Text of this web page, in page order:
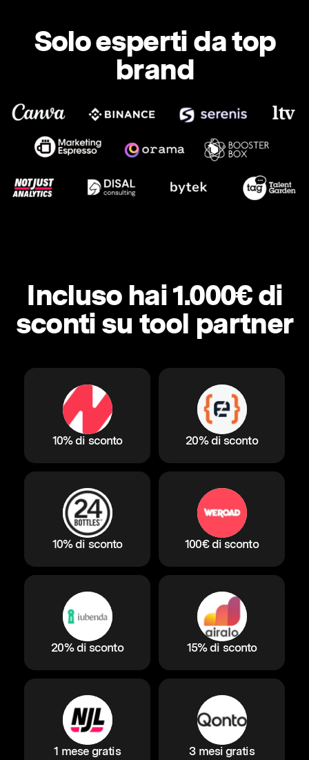
Solo esperti da top
brand
Incluso hai 1.000€ di
sconti su tool partner
10% di sconto 20% di sconto
10% di sconto 100€ di sconto
20% di sconto 15% di sconto
1 mese gratis 3 mesi gratis